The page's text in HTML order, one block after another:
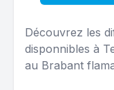
Découvrez les
disponnibles à
au Brabant